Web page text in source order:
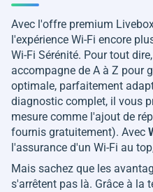
Avec l'offre premium
l'expérience Wi-Fi encore
Wi-Fi Sérénité. Pour tout
accompagne de A à Z pour
optimale, parfaitement
diagnostic complet, il vous
mesure comme l'ajout de
fournis gratuitement). Avec
l'assurance d'un Wi-Fi au
Mais sachez que les
s'arrêtent pas là. Grâce à la